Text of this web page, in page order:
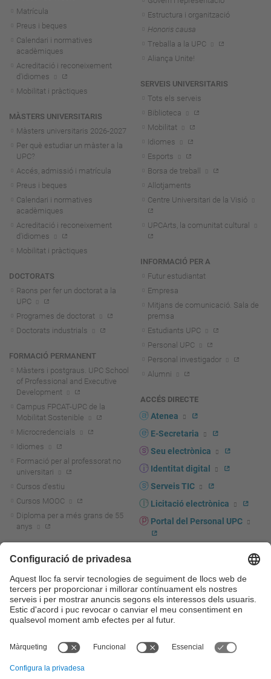
Matrícula
Preus i beques
Calendari i normatives
acadèmiques
Acreditació i reconeixement
d'idiomes
Mobilitat i pràctiques
MÀSTERS UNIVERSITARIS
Màsters universitaris 2026-2027
Per què estudiar un màster a la
UPC?
Accés, admissió i matrícula
Preus i beques
Calendari i normatives
acadèmiques
Acreditació i reconeixement
d'idiomes
Mobilitat i pràctiques
DOCTORATS
Raons per fer un doctorat a la
UPC
Programes de doctorat
Doctorats industrials
FORMACIÓ PERMANENT
Màsters i postgraus. UPC School
of Professional and Executive
Development
Campus FPCAT-UPC de la
Mobilitat Sostenible
Microcredencials
Idiomes
Formació per al professorat no
universitari
Cursos d'estiu
Cursos MOOC
Diploma per a més grans de 55
anys
Actualitat R+D+I
La recerca a la UPC
La transferència, l'emprenedoria i
la innovació a la UPC
Foment i suport a la recerca
transferència, l'emprenedoria i la
Serveis per a empreses
Estructura i organització
Honoris causa
Treballa a la UPC
Aliança Unite!
SERVEIS UNIVERSITARIS
Tots els serveis
Biblioteca
Mobilitat
Idiomes
Esports
Borsa de treball
Allotjaments
Centre Universitari de la Visió
UPCArts, la comunitat cultural
INFORMACIÓ PER A
Futur estudiantat
Empresa
Mitjans de comunicació. Sala de
premsa
Estudiants UPC
Personal UPC
Personal investigador
Alumni
ACCÉS DIRECTE
Atenea
E-Secretaria
Seu electrònica
Identitat digital
Serveis TIC
Licitació electrònica
Portal del Personal UPC
UPCshop, marxandatge
Sala de premsa
Seguretat i salut
Autoprotecció i emergències